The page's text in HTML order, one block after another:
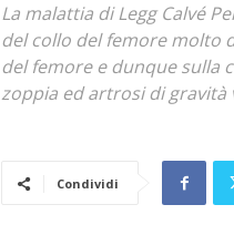
La malattia di Legg Calvé
del collo del femore molto
del femore e dunque sulla
zoppia ed artrosi di gravità
Condividi